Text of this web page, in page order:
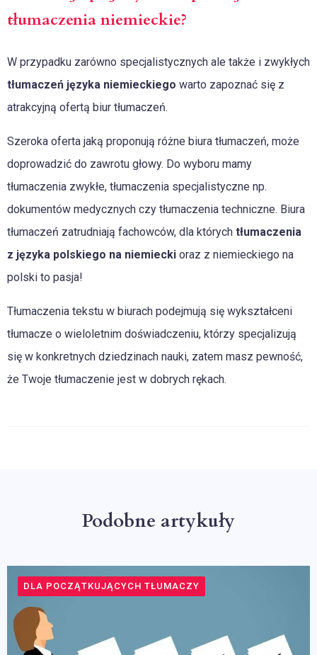
tłumaczenia niemieckie?
W przypadku zarówno specjalistycznych ale także i zwykłych
tłumaczeń języka niemieckiego warto zapoznać się z
atrakcyjną ofertą biur tłumaczeń.
Szeroka oferta jaką proponują różne biura tłumaczeń, może
doprowadzić do zawrotu głowy. Do wyboru mamy
tłumaczenia zwykłe, tłumaczenia specjalistyczne np.
dokumentów medycznych czy tłumaczenia techniczne. Biura
tłumaczeń zatrudniają fachowców, dla których tłumaczenia
z języka polskiego na niemiecki oraz z niemieckiego na
polski to pasja!
Tłumaczenia tekstu w biurach podejmują się wykształceni
tłumacze o wieloletnim doświadczeniu, którzy specjalizują
się w konkretnych dziedzinach nauki, zatem masz pewność,
że Twoje tłumaczenie jest w dobrych rękach.
Podobne artykuły
DLA POCZĄTKUJĄCYCH TŁUMACZY